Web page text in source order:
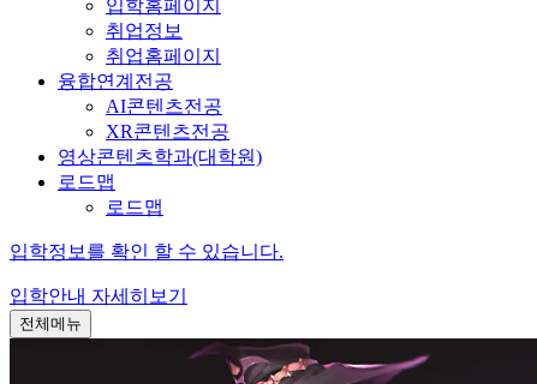
입학홈페이지
취업정보
취업홈페이지
융합연계전공
AI콘텐츠전공
XR콘텐츠전공
영상콘텐츠학과(대학원)
로드맵
로드맵
입학정보를 확인 할 수 있습니다.
입학안내 자세히보기
전체메뉴